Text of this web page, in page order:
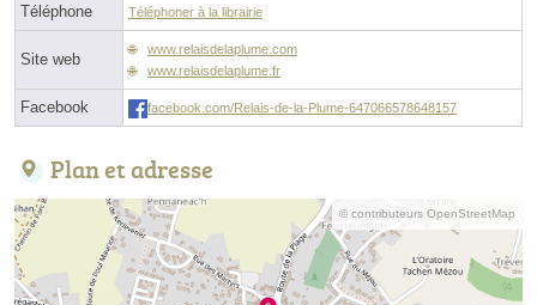
Téléphone Téléphoner à la librairie
Site web
www.relaisdelaplume.com
www.relaisdelaplume.fr
Facebook facebook.com/Relais-de-la-Plume-647066578648157
Plan et adresse
© contributeurs OpenStreetMap